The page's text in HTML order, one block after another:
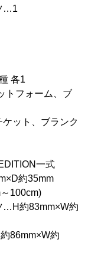
各1
ォーム、ブ
、ブランク
一式
35mm
83mm×W約
約